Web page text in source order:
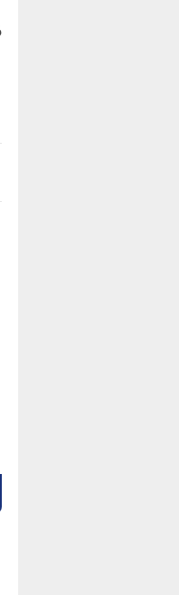
Keras dan Kolaborasi